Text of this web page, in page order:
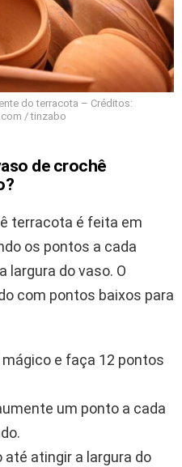
do terracota – Créditos:
/ tinzabo
de crochê
terracota é feita em
os pontos a cada
largura do vaso. O
com pontos baixos para
e faça 12 pontos
um ponto a cada
atingir a largura do